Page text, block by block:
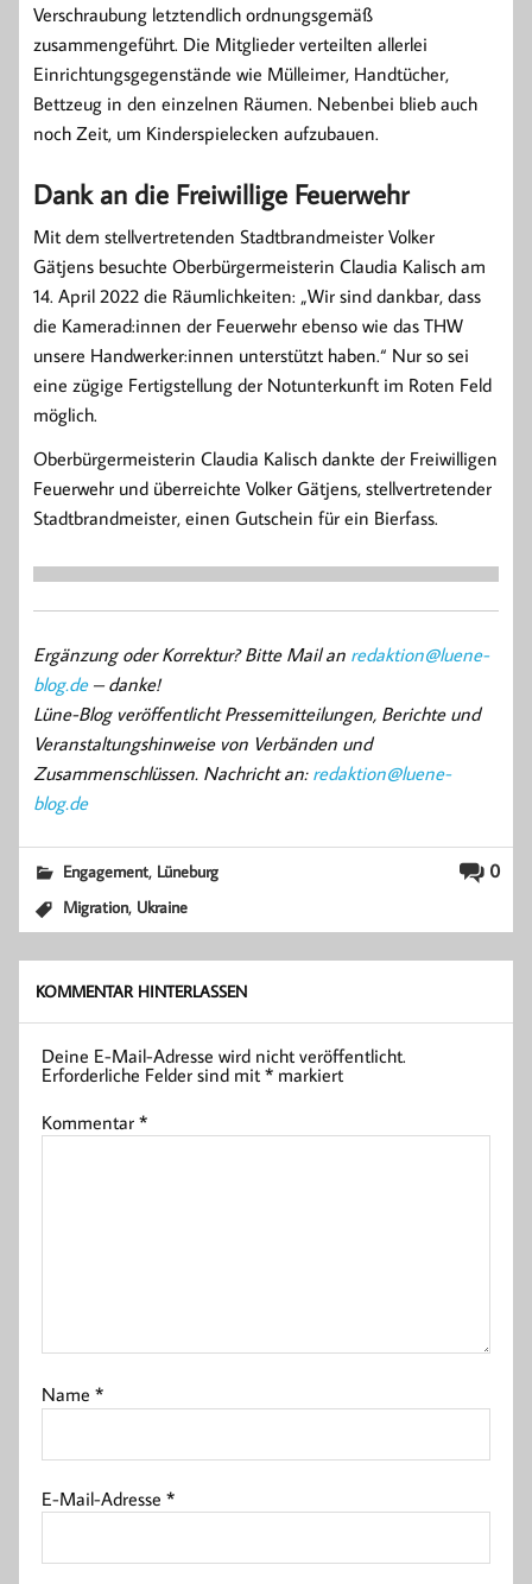
Verschraubung letztendlich ordnungsgemäß
zusammengeführt. Die Mitglieder verteilten allerlei
Einrichtungsgegenstände wie Mülleimer, Handtücher,
Bettzeug in den einzelnen Räumen. Nebenbei blieb auch
noch Zeit, um Kinderspielecken aufzubauen.
Dank an die Freiwillige Feuerwehr
Mit dem stellvertretenden Stadtbrandmeister Volker
Gätjens besuchte Oberbürgermeisterin Claudia Kalisch am
14. April 2022 die Räumlichkeiten: „Wir sind dankbar, dass
die Kamerad:innen der Feuerwehr ebenso wie das THW
unsere Handwerker:innen unterstützt haben.“ Nur so sei
eine zügige Fertigstellung der Notunterkunft im Roten Feld
möglich.
Oberbürgermeisterin Claudia Kalisch dankte der Freiwilligen
Feuerwehr und überreichte Volker Gätjens, stellvertretender
Stadtbrandmeister, einen Gutschein für ein Bierfass.
Ergänzung oder Korrektur? Bitte Mail an redaktion@luene-
blog.de– danke!
Lüne-Blog veröffentlicht Pressemitteilungen, Berichte und
Veranstaltungshinweise von Verbänden und
Zusammenschlüssen. Nachricht an: redaktion@luene-
blog.de
0
Engagement, Lüneburg
Migration, Ukraine
KOMMENTAR HINTERLASSEN
Deine E-Mail-Adresse wird nicht veröffentlicht.
Erforderliche Felder sind mit* markiert
Kommentar*
Name*
E-Mail-Adresse*